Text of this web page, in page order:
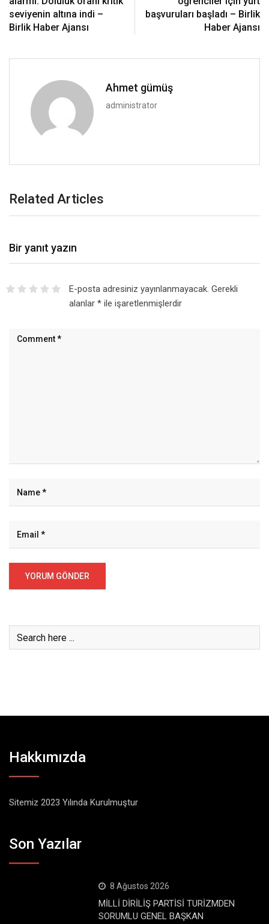
seviyenin altına indi –
Birlik Haber Ajansı
başvuruları başladı – Birlik
Haber Ajansı
Ahmet gümüş
administrator
Related Articles
Bir yanıt yazın
E-posta adresiniz yayınlanmayacak. Gerekli
alanlar *ile işaretlenmişlerdir
Hakkımızda
Sitemiz 2023 Yılında Kurulmuştur
Son Yazılar
8 Ağustos 2026
MİLLİ DİRİLİŞ PARTİSİ TURİZMDEN
SORUMLU GENEL BAŞKAN